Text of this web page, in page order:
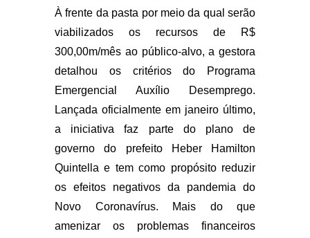
À frente da pasta por meio da qual serão
viabilizados os recursos de R$
300,00m/mês ao público-alvo, a gestora
detalhou os critérios do Programa
Emergencial Auxílio Desemprego.
Lançada oficialmente em janeiro último,
a iniciativa faz parte do plano de
governo do prefeito Heber Hamilton
Quintella e tem como propósito reduzir
os efeitos negativos da pandemia do
Novo Coronavírus. Mais do que
amenizar os problemas financeiros